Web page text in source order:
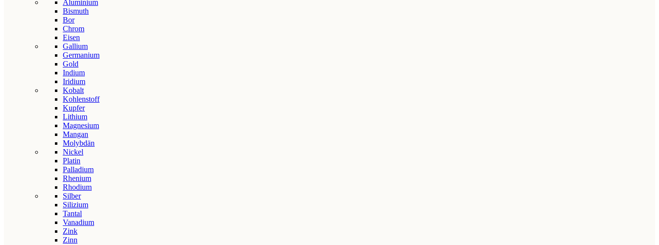
Aluminium
Bismuth
Bor
Chrom
Eisen
Gallium
Germanium
Gold
Indium
Iridium
Kobalt
Kohlenstoff
Kupfer
Lithium
Magnesium
Mangan
Molybdän
Nickel
Platin
Palladium
Rhenium
Rhodium
Silber
Silizium
Tantal
Vanadium
Zink
Zinn